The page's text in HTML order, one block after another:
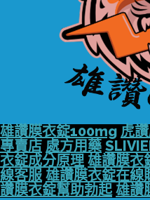
雄讚膜衣錠100mg 虎
專賣店 處方用藥
衣錠成分原理 雄讚膜衣
線客服 雄讚膜衣錠在線
讚膜衣錠幫助勃起 雄讚